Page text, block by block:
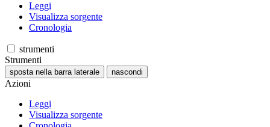
Leggi
Visualizza sorgente
Cronologia
strumenti
Strumenti
sposta nella barra laterale nascondi
Azioni
Leggi
Visualizza sorgente